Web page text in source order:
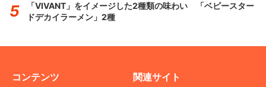
「VIVANT」をイメージした2種類の味わい 「ベビースター
ドデカイラーメン」2種
コンテンツ 関連サイト